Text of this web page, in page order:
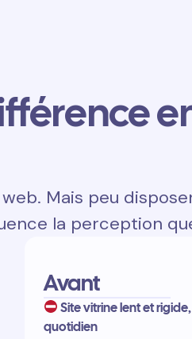
Mais peu
la perception
Avant
Site vitrine lent et
quotidien